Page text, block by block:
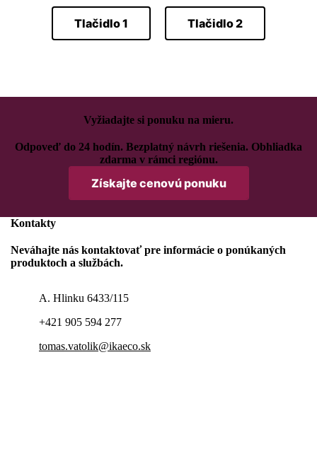
Tlačidlo 1 Tlačidlo 2
Vyžiadajte si ponuku na mieru.
Odpoveď do 24 hodín. Bezplatný návrh riešenia. Obhliadka
zdarma v rámci regiónu.
Získajte cenovú ponuku
Kontakty
Neváhajte nás kontaktovať pre informácie o ponúkaných
produktoch a službách.
A. Hlinku 6433/115
+421 905 594 277
tomas.vatolik@ikaeco.sk